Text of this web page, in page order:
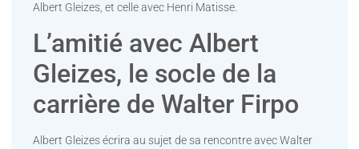
Albert Gleizes, et celle avec Henri Matisse.
L’amitié avec Albert
Gleizes, le socle de la
carrière de Walter Firpo
Albert Gleizes écrira au sujet de sa rencontre avec Walter